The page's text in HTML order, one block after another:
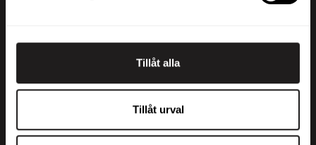
Tillåt alla
Tillåt urval
sales@maatori.fi
Maatori Oy
KANGASALA